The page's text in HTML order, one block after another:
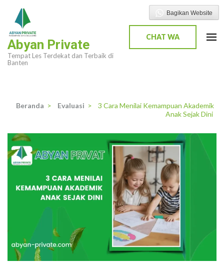
Lompat
konten
(Tekan
Enter)
Abyan Private
Tempat Les Terdekat dan Terbaik di
Banten
CHAT WA
Beranda > Evaluasi >
3 Cara Menilai Kemampuan Akademik
Anak Sejak Dini
Bagikan Website